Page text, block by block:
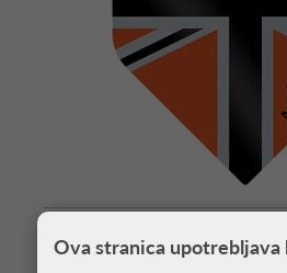
PIKADO PERA ALLIANCE
NARANČASTA NO2
Ova stranica upotrebljava